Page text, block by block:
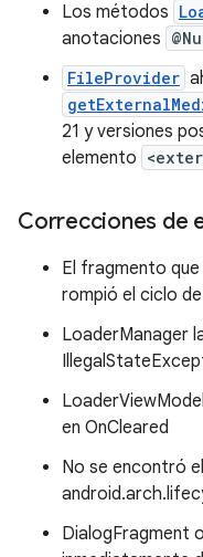
Los métodos
anotaciones
FileProvider
21 y versiones
elemento
Correcciones de
El fragmento
rompió el ciclo
LoaderManager
en OnCleared
No se encontró
DialogFragment